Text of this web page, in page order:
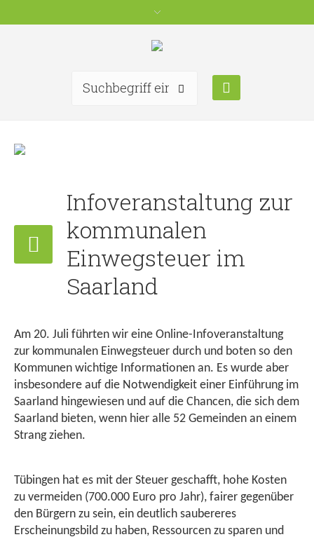
Infoveranstaltung zur
kommunalen
Einwegsteuer im
Saarland
Am 20. Juli führten wir eine Online-Infoveranstaltung
zur kommunalen Einwegsteuer durch und boten so den
Kommunen wichtige Informationen an. Es wurde aber
insbesondere auf die Notwendigkeit einer Einführung im
Saarland hingewiesen und auf die Chancen, die sich dem
Saarland bieten, wenn hier alle 52 Gemeinden an einem
Strang ziehen.
Tübingen hat es mit der Steuer geschafft, hohe Kosten
zu vermeiden (700.000 Euro pro Jahr), fairer gegenüber
den Bürgern zu sein, ein deutlich saubereres
Erscheinungsbild zu haben, Ressourcen zu sparen und